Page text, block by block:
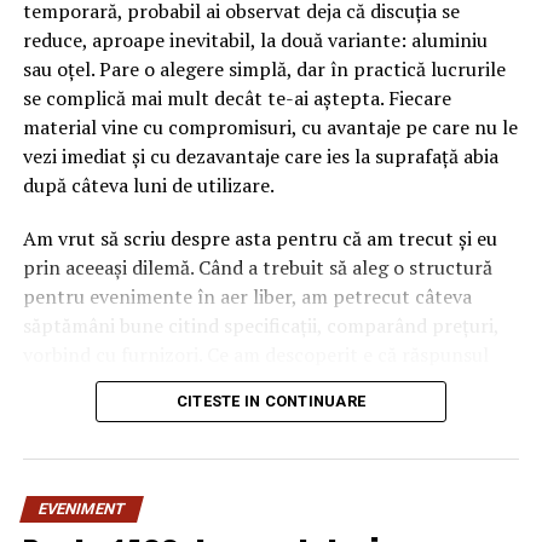
temporară, probabil ai observat deja că discuția se
reduce, aproape inevitabil, la două variante: aluminiu
sau oțel. Pare o alegere simplă, dar în practică lucrurile
se complică mai mult decât te-ai aștepta. Fiecare
material vine cu compromisuri, cu avantaje pe care nu le
vezi imediat și cu dezavantaje care ies la suprafață abia
după câteva luni de utilizare.
Am vrut să scriu despre asta pentru că am trecut și eu
prin aceeași dilemă. Când a trebuit să aleg o structură
pentru evenimente în aer liber, am petrecut câteva
săptămâni bune citind specificații, comparând prețuri,
„corect” depinde mult de context, de cât de des muți
pavilionul și de ce condiții meteo ai de înfruntat.
materialului mai mult decât
CITESTE IN CONTINUARE
EVENIMENT